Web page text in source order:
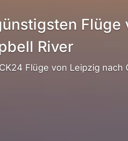
Flüge
River
Flüge von Leipzig